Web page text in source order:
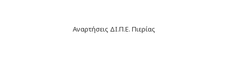
Αναρτήσεις ΔΙ.Π.Ε. Πιερίας